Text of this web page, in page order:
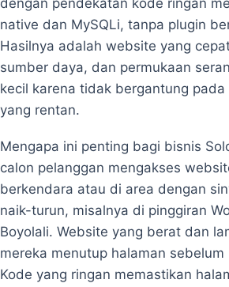
dengan pendekatan kode ringan
native dan MySQLi, tanpa plugin
Hasilnya adalah website yang
sumber daya, dan permukaan
kecil karena tidak bergantung pada
yang rentan.
Mengapa ini penting bagi bisnis
calon pelanggan mengakses
berkendara atau di area dengan
naik-turun, misalnya di pinggiran
Boyolali. Website yang berat dan
mereka menutup halaman sebelum
Kode yang ringan memastikan